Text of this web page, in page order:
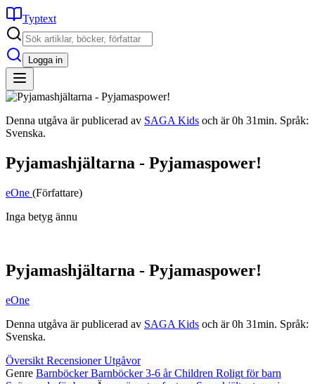
Typtext
Logga in
Denna utgåva är publicerad av SAGA Kids och är 0h 31min. Språk:
Svenska.
Pyjamashjältarna - Pyjamaspower!
eOne (Författare)
Inga betyg ännu
Pyjamashjältarna - Pyjamaspower!
eOne
Denna utgåva är publicerad av SAGA Kids och är 0h 31min. Språk:
Svenska.
Översikt RecensionerUtgåvor
Genre BarnböckerBarnböcker 3-6 årChildren Roligt för barn